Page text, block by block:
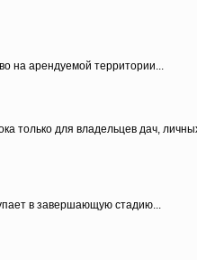
на арендуемой территории...
только для владельцев дач,
в завершающую стадию...